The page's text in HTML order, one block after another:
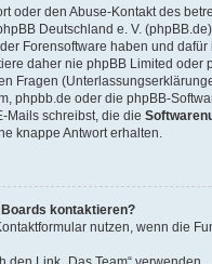
oder den Abuse-Kontakt des
Deutschland e. V.
Forensoftware haben und
daher nie phpBB Limited oder
Fragen
phpbb.de oder die phpBB-
Mails schreibst, die die
knappe Antwort erhalten.
kontaktieren?
nutzen, wenn die